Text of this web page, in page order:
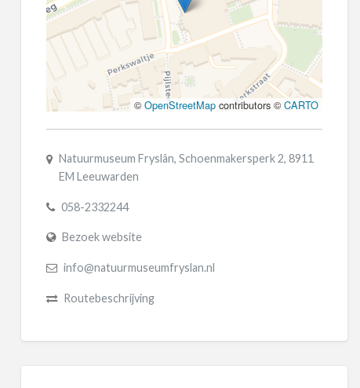
©OpenStreetMap contributors ©CARTO
Natuurmuseum Fryslân, Schoenmakersperk 2, 8911
EM Leeuwarden
058-2332244
Bezoek website
info@natuurmuseumfryslan.nl
Routebeschrijving